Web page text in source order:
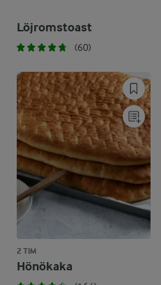
Löjromstoast
(60)
2 TIM
Hönökaka